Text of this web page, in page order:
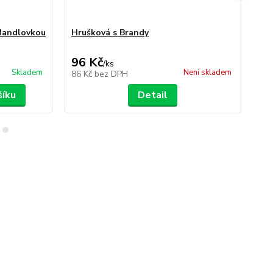
Skladem
Hrušková s Brandy
96 Kč/ks
86 Kč bez DPH Není skladem
Detail